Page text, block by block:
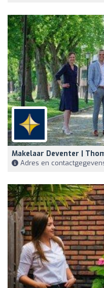
Makelaar Deventer |
Adres en